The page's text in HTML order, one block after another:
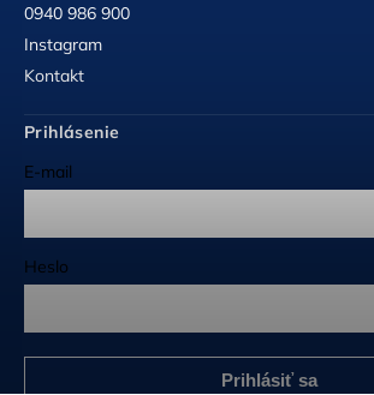
0940 986 900
Instagram
Kontakt
Prihlásenie
E-mail
Heslo
Prihlásiť sa